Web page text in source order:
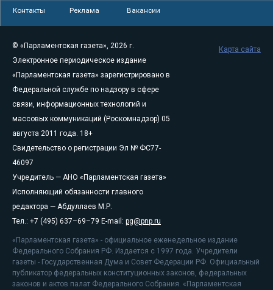
Контакты Реклама Вакансии
© «Парламентская газета», 2026 г.
Электронное периодическое издание
«Парламентская газета» зарегистрировано в
Федеральной службе по надзору в сфере
связи, информационных технологий и
массовых коммуникаций (Роскомнадзор) 05
августа 2011 года. 18+
Свидетельство о регистрации Эл № ФС77-
46097
Учредитель — АНО «Парламентская газета»
Исполняющий обязанности главного
редактора — Абдуллаев М.Р.
Тел.: +7 (495) 637–69–79 E-mail: pg@pnp.ru
«Парламентская газета» - официальное еженедельное издание
Федерального Собрания РФ. Издается с 1997 года. Учредители
газеты - Государственная Дума и Совет Федерации РФ. Официальный
публикатор федеральных конституционных законов, федеральных
законов и актов палат Федерального Собрания. «Парламентская
Карта сайта